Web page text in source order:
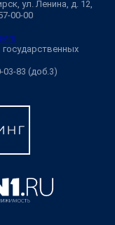
ул. Ленина, д. 12,
00-00
03-83 (доб.3)